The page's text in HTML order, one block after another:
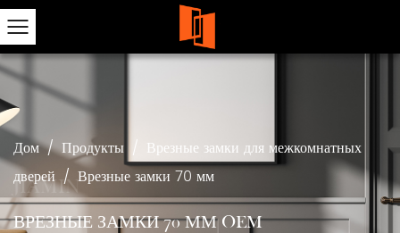
Дом/Продукты / Врезные замки для межкомнатных
дверей / Врезные замки 70 мм
ВРЕЗНЫЕ ЗАМКИ 70 ММ OEM